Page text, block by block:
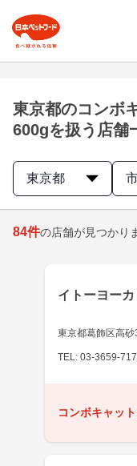
東京都のコンボ
600gを扱う店舗
東京都
84件の店舗が見つかり
イトーヨー
東京都葛飾区高砂
TEL: 03-3659-
コンボキャッ